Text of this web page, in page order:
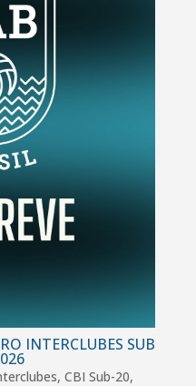
INTERCLUBES SUB
,CBI Sub-20,